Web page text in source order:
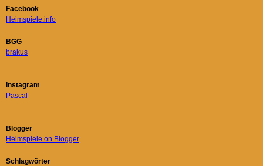
Facebook
Heimspiele.info
BGG
brakus
Instagram
Pascal
Blogger
Heimspiele on Blogger
Schlagwörter